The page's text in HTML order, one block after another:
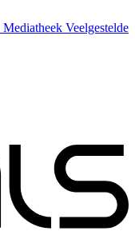
Mediatheek Veelgestelde